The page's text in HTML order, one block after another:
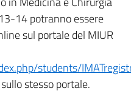
14 potranno essere
sul portale del MIUR
students/
stesso portale.